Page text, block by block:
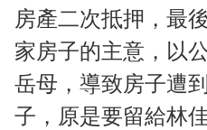
房產二次抵押，最
家房子的主意，以
岳母，導致房子遭
子，原是要留給林